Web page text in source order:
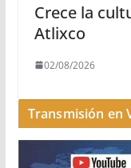
Crece la
Atlixco
02/08/2026
Transmisión en